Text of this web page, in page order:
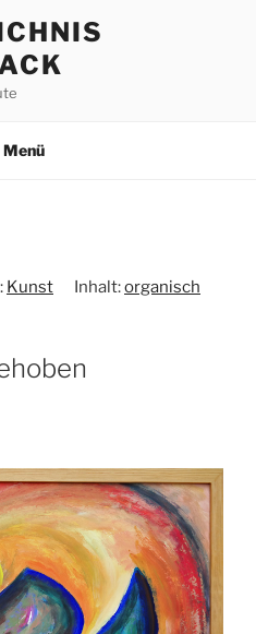
Menü
Kunst Inhalt:organisch